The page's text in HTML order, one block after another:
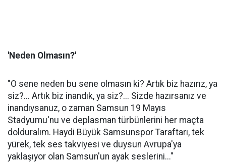
'Neden Olmasın?'
"O sene neden bu sene olmasın ki? Artık biz hazırız, ya
siz?... Artık biz inandık, ya siz?... Sizde hazırsanız ve
inandıysanuz, o zaman Samsun 19 Mayıs
Stadyumu'nu ve deplasman türbünlerini her maçta
dolduralım. Haydi Büyük Samsunspor Taraftarı, tek
yürek, tek ses takviyesi ve duysun Avrupa'ya
yaklaşıyor olan Samsun'un ayak seslerini..."